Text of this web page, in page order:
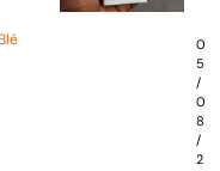
0
5
/
0
8
/
2